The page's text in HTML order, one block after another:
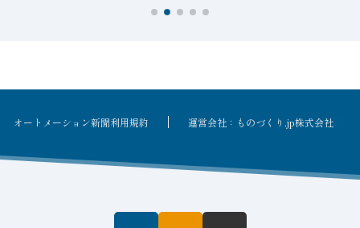
オートメーション新聞利用規約 運営会社：ものづくり.jp株式会社